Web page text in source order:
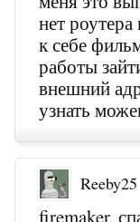
нет
к себе
работы
внешний
узнать
Reeby25
firemaker,